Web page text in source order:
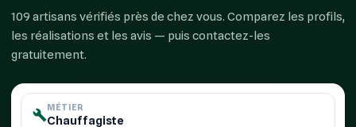
109 artisans vérifiés près de chez vous. Comparez les profils,
les réalisations et les avis — puis contactez-les
gratuitement.
MÉTIER